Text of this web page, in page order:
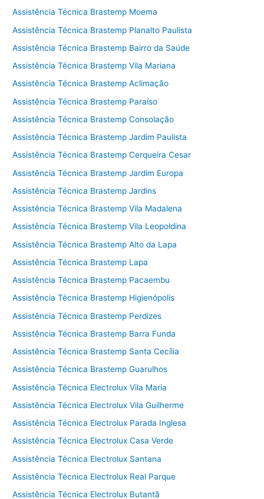
Assistência Técnica Brastemp Moema
Assistência Técnica Brastemp Planalto Paulista
Assistência Técnica Brastemp Bairro da Saúde
Assistência Técnica Brastemp Vila Mariana
Assistência Técnica Brastemp Aclimação
Assistência Técnica Brastemp Paraíso
Assistência Técnica Brastemp Consolação
Assistência Técnica Brastemp Jardim Paulista
Assistência Técnica Brastemp Cerqueira Cesar
Assistência Técnica Brastemp Jardim Europa
Assistência Técnica Brastemp Jardins
Assistência Técnica Brastemp Vila Madalena
Assistência Técnica Brastemp Vila Leopoldina
Assistência Técnica Brastemp Alto da Lapa
Assistência Técnica Brastemp Lapa
Assistência Técnica Brastemp Pacaembu
Assistência Técnica Brastemp Higienópolis
Assistência Técnica Brastemp Perdizes
Assistência Técnica Brastemp Barra Funda
Assistência Técnica Brastemp Santa Cecília
Assistência Técnica Brastemp Guarulhos
Assistência Técnica Electrolux Vila Maria
Assistência Técnica Electrolux Vila Guilherme
Assistência Técnica Electrolux Parada Inglesa
Assistência Técnica Electrolux Casa Verde
Assistência Técnica Electrolux Santana
Assistência Técnica Electrolux Real Parque
Assistência Técnica Electrolux Butantã